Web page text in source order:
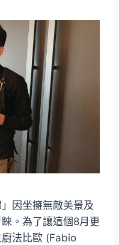
因坐擁無敵美景及
。為了讓這個8月更
法比歐 (Fabio